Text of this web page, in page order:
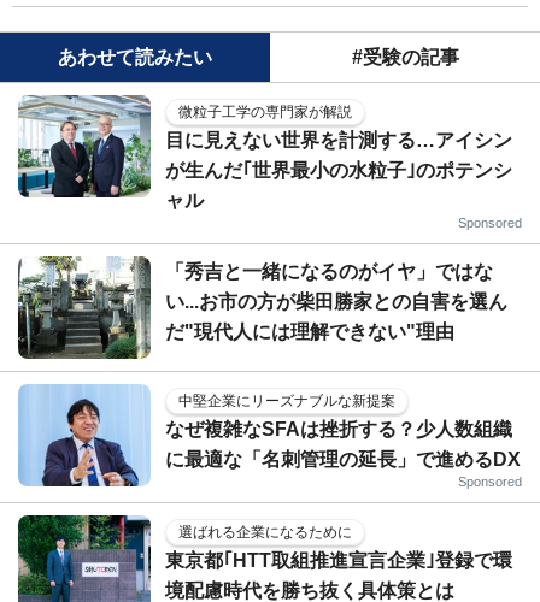
あわせて読みたい #受験の記事
微粒子工学の専門家が解説
目に見えない世界を計測する…アイシン
が生んだ｢世界最小の水粒子｣のポテンシ
ャル
Sponsored
「秀吉と一緒になるのがイヤ」ではな
い...お市の方が柴田勝家との自害を選ん
だ"現代人には理解できない"理由
中堅企業にリーズナブルな新提案
なぜ複雑なSFAは挫折する？少人数組織
に最適な「名刺管理の延長」で進めるDX
Sponsored
選ばれる企業になるために
東京都｢HTT取組推進宣言企業｣登録で環
境配慮時代を勝ち抜く具体策とは